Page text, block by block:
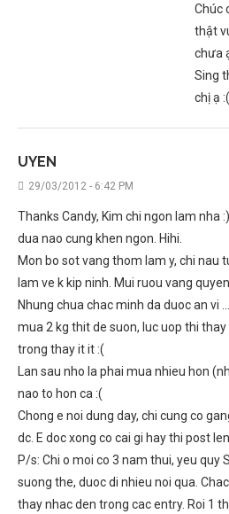
Chúc
thật
chưa
Sing
chị ạ
UYEN
29/03/2012 - 6:42 PM
Thanks Candy, Kim chi ngon lam nha
dua nao cung khen ngon. Hihi.
Mon bo sot vang thom lam y, chi nau
lam ve k kip ninh. Mui ruou vang
Nhung chua chac minh da duoc an vi
mua 2 kg thit de suon, luc uop thi
trong thay it it :(
Lan sau nho la phai mua nhieu hon
nao to hon ca :(
Chong e noi dung day, chi cung co
dc. E doc xong co cai gi hay thi post
P/s: Chi o moi co 3 nam thui, yeu quy
suong the, duoc di nhieu noi qua.
thay nhac den trong cac entry. Roi 1